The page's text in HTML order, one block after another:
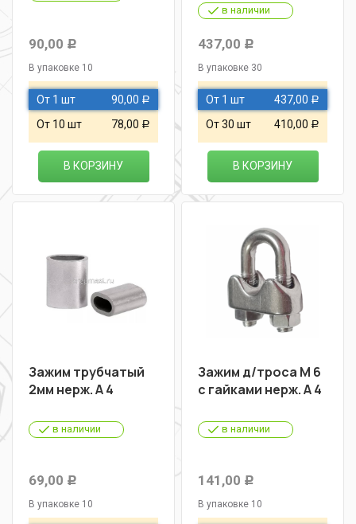
90,00 Р
В упаковке 10
От 1 шт 90,00 Р
От 10 шт 78,00 Р
В КОРЗИНУ
в наличии
437,00 Р
В упаковке 30
От 1 шт 437,00 Р
От 30 шт 410,00 Р
В КОРЗИНУ
Зажим трубчатый
2мм нерж. A 4
в наличии
69,00 Р
В упаковке 10
Зажим д/троса М 6
с гайками нерж. A 4
в наличии
141,00 Р
В упаковке 10